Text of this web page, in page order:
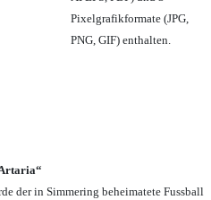
Pixelgrafikformate (JPG,
PNG, GIF) enthalten.
der in Simmering beheimatete Fussball